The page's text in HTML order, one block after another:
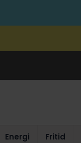
Energi Fritid